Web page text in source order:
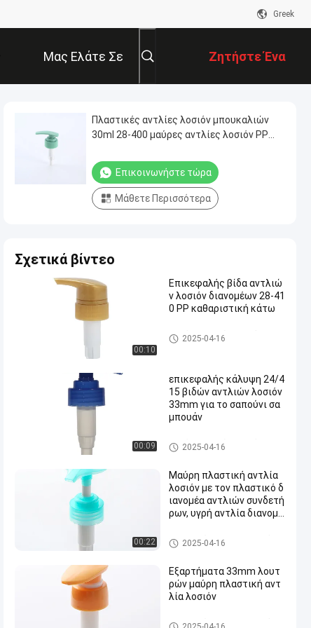
Greek
Μας Ελάτε Σε
Επαφή Με
Ζητήστε Ένα
Απόσπασμα
Πλαστικές αντλίες λοσιόν μπουκαλιών
30ml 28-400 μαύρες αντλίες λοσιόν PP
αντλίες λοσιόν
Επικοινωνήστε τώρα
Μάθετε Περισσότερα
Σχετικά βίντεο
00:10
Επικεφαλής βίδα αντλιώ
ν λοσιόν διανομέων 28-41
0 PP καθαριστική κάτω
Κεφάλι αντλιών λοσιόν
2025-04-16
00:09
επικεφαλής κάλυψη 24/4
15 βιδών αντλιών λοσιόν
33mm για το σαπούνι σα
μπουάν
Κεφάλι αντλιών λοσιόν
2025-04-16
00:22
Μαύρη πλαστική αντλία
λοσιόν με τον πλαστικό δ
ιανομέα αντλιών συνδετή
ρων, υγρή αντλία διανομέ
οσοχή σώματος
Πλαστικές αντλίες λοσιόν
2025-04-16
Εξαρτήματα 33mm λουτ
ρών μαύρη πλαστική αντ
λία λοσιόν
Πλαστικές αντλίες λοσιόν